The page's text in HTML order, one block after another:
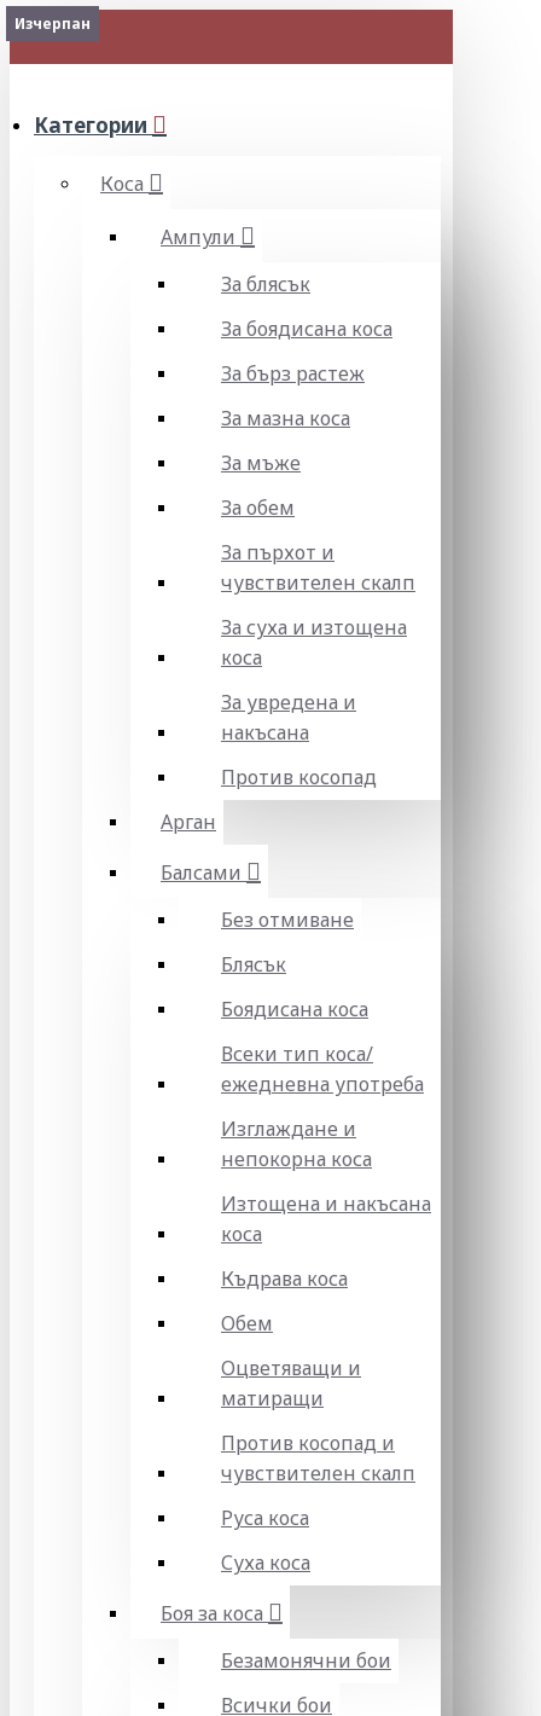
МЕНЮ
Категории
Коса
Ампули
За блясък
За боядисана коса
За бърз растеж
За мазна коса
За мъже
За обем
За пърхот и
чувствителен скалп
За суха и изтощена
коса
За увредена и
накъсана
Против косопад
Арган
Балсами
Без отмиване
Блясък
Боядисана коса
Всеки тип коса/
ежедневна употреба
Изглаждане и
непокорна коса
Изтощена и накъсана
коса
Къдрава коса
Обем
Оцветяващи и
матиращи
Против косопад и
чувствителен скалп
Руса коса
Суха коса
Боя за коса
Безамонячни бои
Всички бои
Изчерпан